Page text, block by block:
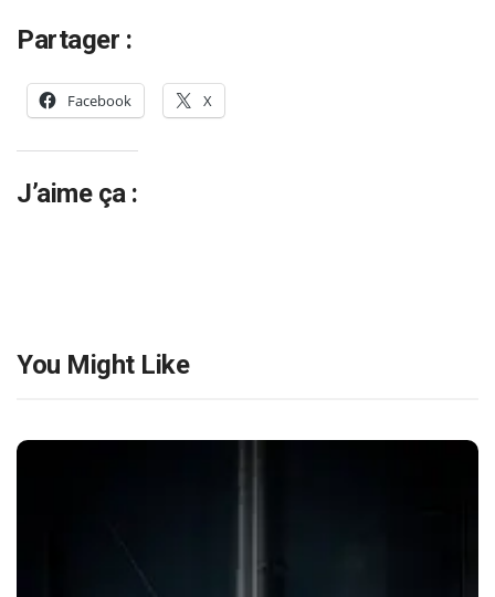
Partager :
Facebook X
J’aime ça :
You Might Like